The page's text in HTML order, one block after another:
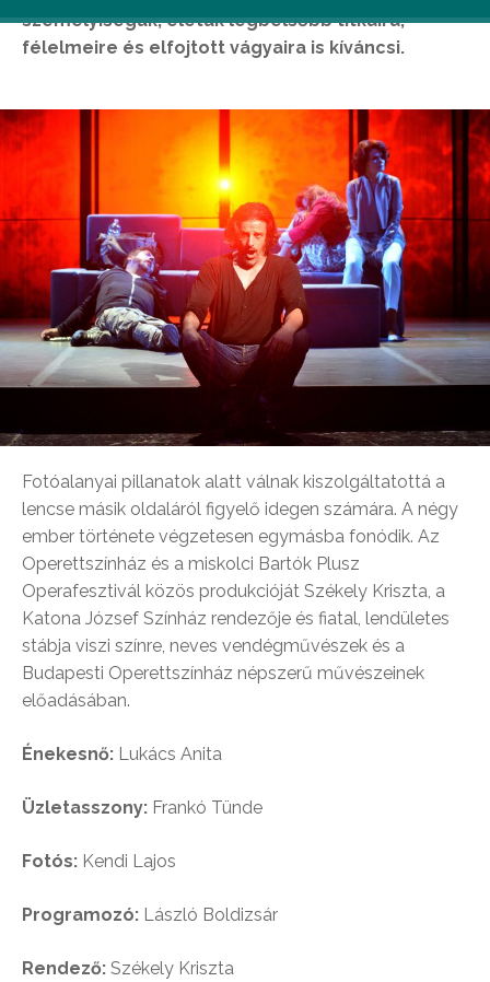
személyiségük, életük legbelsőbb titkaira,
félelmeire és elfojtott vágyaira is kíváncsi.
Fotóalanyai pillanatok alatt válnak kiszolgáltatottá a
lencse másik oldaláról figyelő idegen számára. A négy
ember története végzetesen egymásba fonódik. Az
Operettszínház és a miskolci Bartók Plusz
Operafesztivál közös produkcióját Székely Kriszta, a
Katona József Színház rendezője és fiatal, lendületes
stábja viszi színre, neves vendégművészek és a
Budapesti Operettszínház népszerű művészeinek
előadásában.
Énekesnő: Lukács Anita
Üzletasszony: Frankó Tünde
Fotós: Kendi Lajos
Programozó: László Boldizsár
Rendező: Székely Kriszta